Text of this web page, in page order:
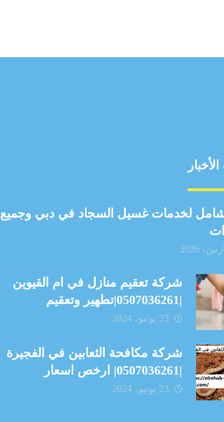
لخدمات غسيل السجاد في دبي وجميع
شركة تعقيم منازل في ام القيوين
|0507036261|تطهير وتعقيم
23 يونيو، 2024
شركة مكافحة الثعابين في الفجيرة
|0507036261| ارخص اسعار
23 يونيو، 2024